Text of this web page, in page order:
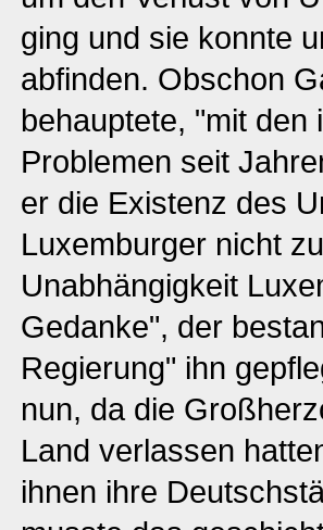
ging und sie konnte
abfinden. Obschon
behauptete, "mit
Problemen seit
er die Existenz des
Luxemburger nicht
Unabhängigkeit
Gedanke", der
Regierung" ihn
nun, da die
Land verlassen
ihnen ihre